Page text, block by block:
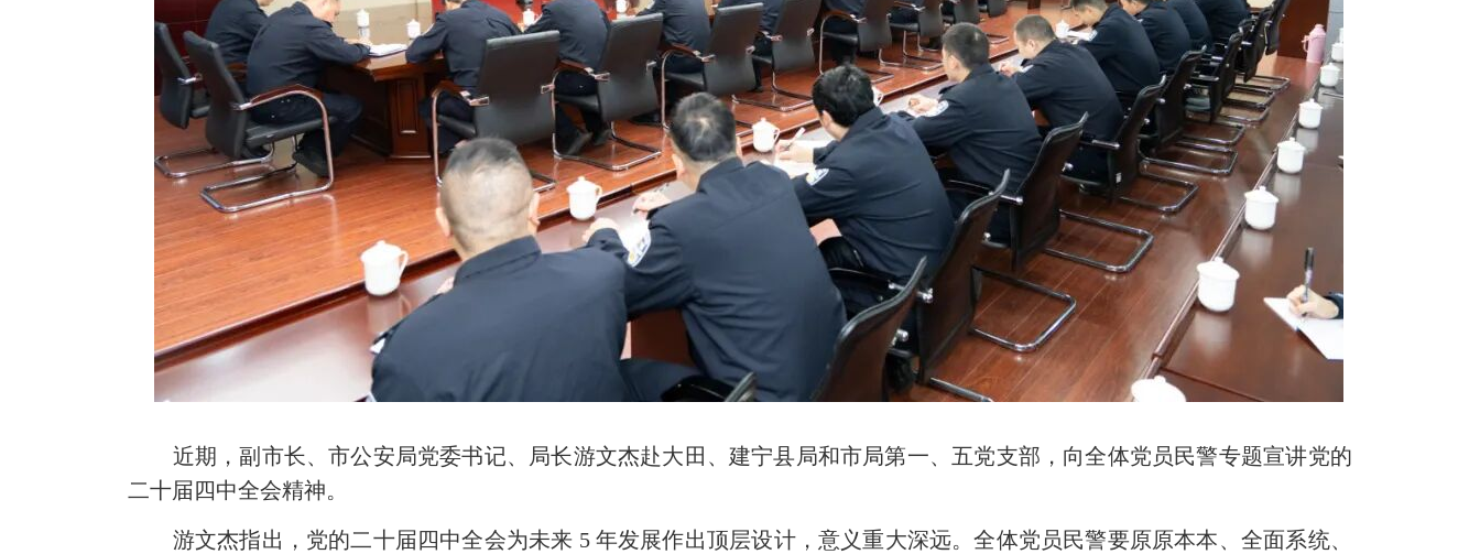
近期，副市长、市公安局党委书记、局长游文杰赴大田、建宁县局和市局第一、五党支部，向全体党员民警专题宣讲党的
二十届四中全会精神。
游文杰指出，党的二十届四中全会为未来 5 年发展作出顶层设计，意义重大深远。全体党员民警要原原本本、全面系统、